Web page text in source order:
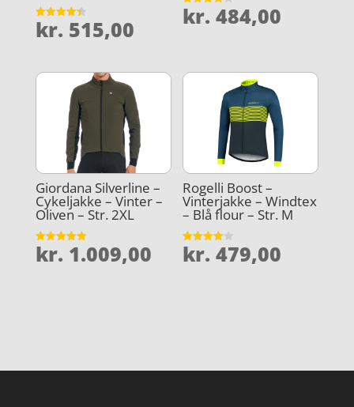
Vurderet
4.4
kr. 515,00
Vurderet
4.1
kr. 484,00
Giordana Silverline –
Cykeljakke – Vinter –
Oliven – Str. 2XL
Vurderet
4.9
kr. 1.009,00
Rogelli Boost –
Vinterjakke – Windtex
– Blå flour – Str. M
Vurderet
3.9
kr. 479,00